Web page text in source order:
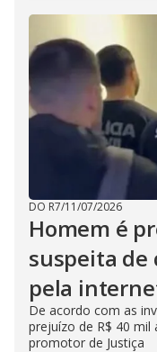
DO R7/11/07/2026
Homem é
suspeita de
pela
De acordo com as
prejuízo de R$ 40 mil
promotor de Justiça